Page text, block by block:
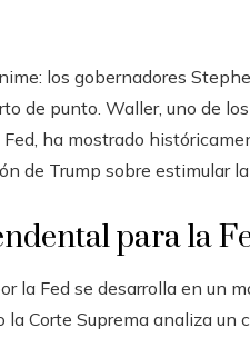
los gobernadores
de punto. Waller, uno de
ha mostrado
de Trump sobre estimular
para la
la Fed se desarrolla en un
la Corte Suprema analiza